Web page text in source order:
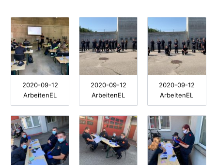
2020-09-12
ArbeitenEL
2020-09-12
ArbeitenEL
2020-09-12
ArbeitenEL